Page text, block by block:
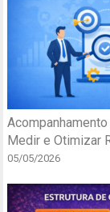
Medir e Otimizar
05/05/2026